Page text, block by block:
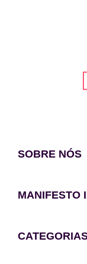
SOBRE NÓS
MANIFESTO